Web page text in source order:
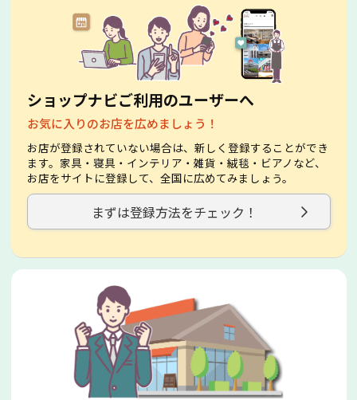
ショップナビご利用のユーザーへ
お気に入りのお店を広めましょう！
お店が登録されていない場合は、新しく登録することができ
ます。家具・寝具・インテリア・雑貨・絨毯・ビアノなど、
お店をサイトに登録して、全国に広めてみましょう。
まずは登録方法をチェック！